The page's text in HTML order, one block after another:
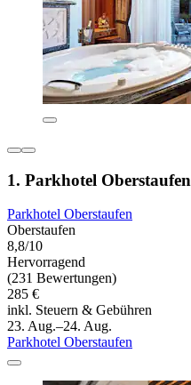
1. Parkhotel Oberstaufen
Parkhotel Oberstaufen
Oberstaufen
8,8/10
Hervorragend
(231 Bewertungen)
285 €
inkl. Steuern & Gebühren
23. Aug.–24. Aug.
Parkhotel Oberstaufen